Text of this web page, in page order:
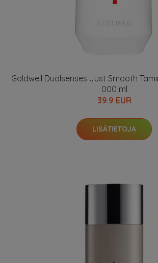
Goldwell Dualsenses Just Smooth
000 ml
39.9 EUR
LISÄTIETOJA